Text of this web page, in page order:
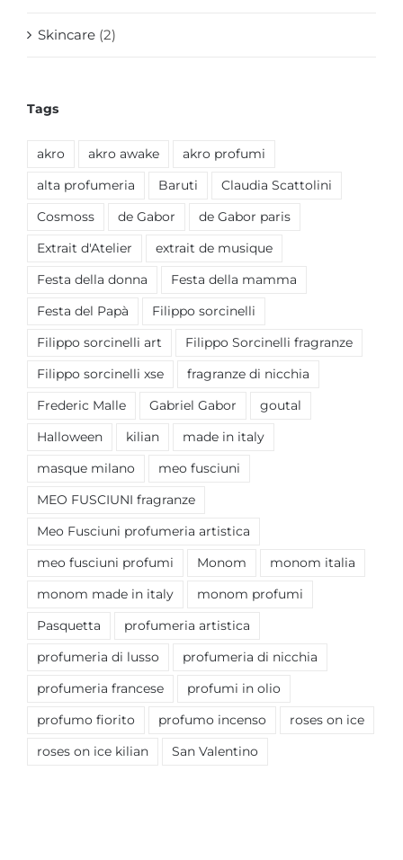
Skincare (2)
Tags
akro akro awake akro profumi
alta profumeria Baruti Claudia Scattolini
Cosmoss de Gabor de Gabor paris
Extrait d'Atelier extrait de musique
Festa della donna Festa della mamma
Festa del Papà Filippo sorcinelli
Filippo sorcinelli art Filippo Sorcinelli fragranze
Filippo sorcinelli xse fragranze di nicchia
Frederic Malle Gabriel Gabor goutal
Halloween kilian made in italy
masque milano meo fusciuni
MEO FUSCIUNI fragranze
Meo Fusciuni profumeria artistica
meo fusciuni profumi Monom monom italia
monom made in italy monom profumi
Pasquetta profumeria artistica
profumeria di lusso profumeria di nicchia
profumeria francese profumi in olio
profumo fiorito profumo incenso roses on ice
roses on ice kilian San Valentino